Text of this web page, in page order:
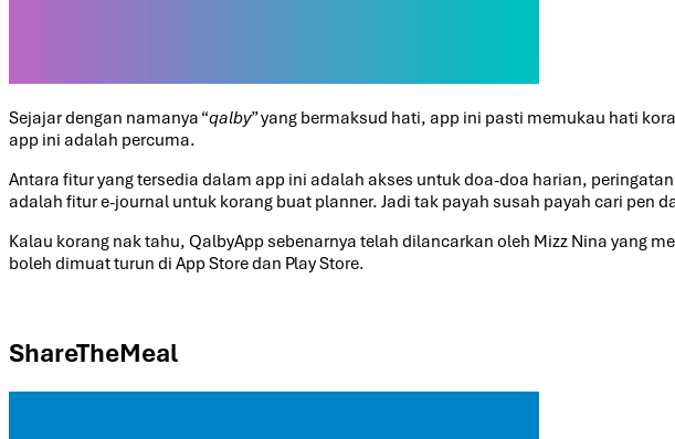
Sejajar dengan namanya “qalby” yang bermaksud hati, app ini pasti memukau hati
app ini adalah percuma.
Antara fitur yang tersedia dalam app ini adalah akses untuk doa-doa harian,
adalah fitur e-journal untuk korang buat planner. Jadi tak payah susah payah cari pen
Kalau korang nak tahu, QalbyApp sebenarnya telah dilancarkan oleh Mizz Nina yang
boleh dimuat turun di App Store dan Play Store.
ShareTheMeal